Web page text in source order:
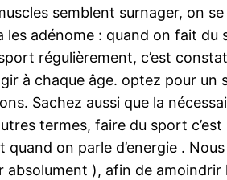
semblent surnager, on
les adénome : quand on fait du
régulièrement, c’est
à chaque âge. optez pour un
Sachez aussi que la
termes, faire du sport c’est
quand on parle d’energie . Nous
), afin de amoindrir